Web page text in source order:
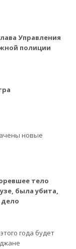
Управления
полиции
новые
тело
была убита,
года будет